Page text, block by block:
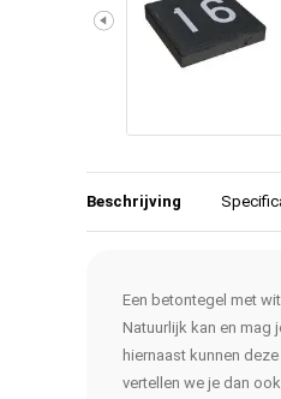
Beschrijving
Een betontegel met
Natuurlijk kan en mag
hiernaast kunnen
vertellen we je dan